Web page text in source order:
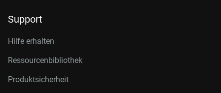
Support
Hilfe erhalten
Ressourcenbibliothek
Produktsicherheit